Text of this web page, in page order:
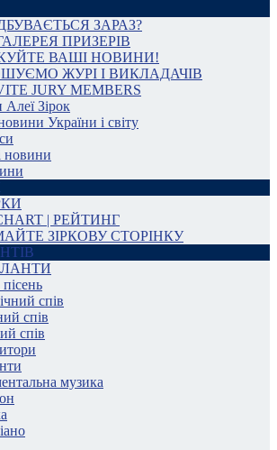
ЗАРАЗ?
ПРИЗЕРІВ
ВАШІ НОВИНИ!
ЖУРІ І ВИКЛАДАЧІВ
JURY MEMBERS
Зірок
України і світу
новини
| РЕЙТИНГ
ЗІРКОВУ СТОРІНКУ
спів
спів
спів
музика